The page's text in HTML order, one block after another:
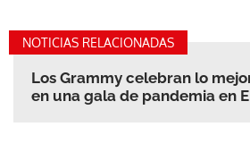
NOTICIAS RELACIONADAS
Los Grammy celebran lo
en una gala de pandemia en